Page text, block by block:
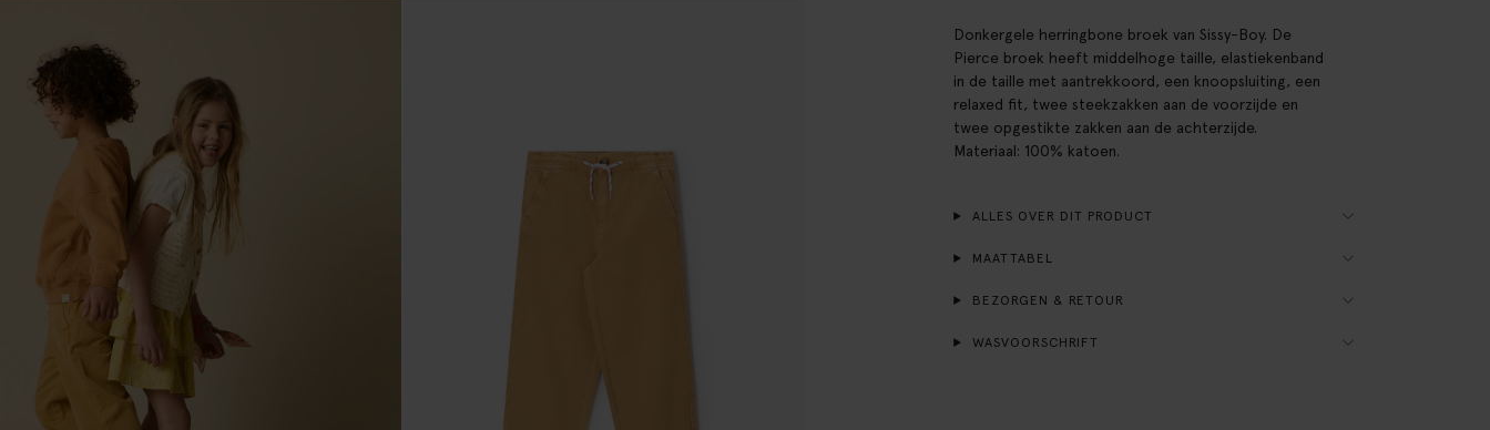
Donkergele herringbone broek van Sissy-Boy. De
Pierce broek heeft middelhoge taille, elastiekenband
in de taille met aantrekkoord, een knoopsluiting, een
relaxed fit, twee steekzakken aan de voorzijde en
twee opgestikte zakken aan de achterzijde.
Materiaal: 100% katoen.
ALLES OVER DIT PRODUCT
MAATTABEL
BEZORGEN & RETOUR
WASVOORSCHRIFT